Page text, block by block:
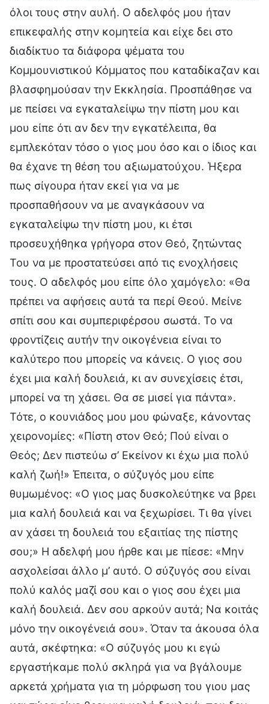
όλοι τους στην αυλή. Ο αδελφός μου ήταν
επικεφαλής στην κομητεία και είχε δει στο
διαδίκτυο τα διάφορα ψέματα του
Κομμουνιστικού Κόμματος που καταδίκαζαν και
βλασφημούσαν την Εκκλησία. Προσπάθησε να
με πείσει να εγκαταλείψω την πίστη μου και
μου είπε ότι αν δεν την εγκατέλειπα, θα
εμπλεκόταν τόσο ο γιος μου όσο και ο ίδιος και
θα έχανε τη θέση του αξιωματούχου. Ήξερα
πως σίγουρα ήταν εκεί για να με
προσπαθήσουν να με αναγκάσουν να
εγκαταλείψω την πίστη μου, κι έτσι
προσευχήθηκα γρήγορα στον Θεό, ζητώντας
Του να με προστατεύσει από τις ενοχλήσεις
τους. Ο αδελφός μου είπε όλο χαμόγελο: «Θα
πρέπει να αφήσεις αυτά τα περί Θεού. Μείνε
σπίτι σου και συμπεριφέρσου σωστά. Το να
φροντίζεις αυτήν την οικογένεια είναι το
καλύτερο που μπορείς να κάνεις. Ο γιος σου
έχει μια καλή δουλειά, κι αν συνεχίσεις έτσι,
μπορεί να τη χάσει. Θα σε μισεί για πάντα».
Τότε, ο κουνιάδος μου μου φώναξε, κάνοντας
χειρονομίες: «Πίστη στον Θεό; Πού είναι ο
Θεός; Δεν πιστεύω σ’ Εκείνον κι έχω μια πολύ
καλή ζωή!» Έπειτα, ο σύζυγός μου είπε
θυμωμένος: «Ο γιος μας δυσκολεύτηκε να βρει
μια καλή δουλειά και να ξεχωρίσει. Τι θα γίνει
αν χάσει τη δουλειά του εξαιτίας της πίστης
σου;» Η αδελφή μου ήρθε και με πίεσε: «Μην
ασχολείσαι άλλο μ’ αυτό. Ο σύζυγός σου είναι
πολύ καλός μαζί σου και ο γιος σου έχει μια
καλή δουλειά. Δεν σου αρκούν αυτά; Να κοιτάς
μόνο την οικογένειά σου». Όταν τα άκουσα όλα
αυτά, σκέφτηκα: «Ο σύζυγός μου κι εγώ
εργαστήκαμε πολύ σκληρά για να βγάλουμε
αρκετά χρήματα για τη μόρφωση του γιου μας